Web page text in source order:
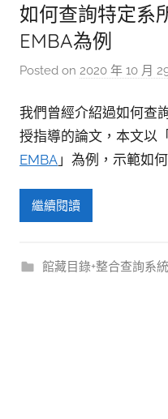
如何查詢特定系
EMBA為例
Posted on 2020 年 10 月
我們曾經介紹過如何查
授指導的論文，本文以
EMBA 」為例，示範如
繼續閱讀
館藏目錄+整合查詢系統